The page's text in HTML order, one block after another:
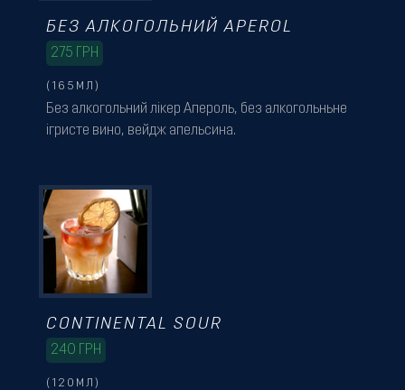
Без алкогольний лікер Апероль, без алкогольньне
ігристе вино, вейдж апельсина.
(165МЛ)
БЕЗ АЛКОГОЛЬНИЙ APEROL
275 ГРН
(120МЛ)
CONTINENTAL SOUR
240 ГРН